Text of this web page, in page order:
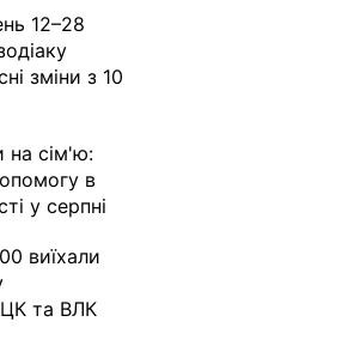
12–28
зміни з 10
на сім'ю:
в
у серпні
виїхали
та ВЛК